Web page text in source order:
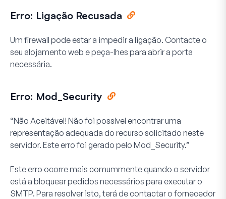
Erro: Ligação Recusada
Um firewall pode estar a impedir a ligação. Contacte o
seu alojamento web e peça-lhes para abrir a porta
necessária.
Erro: Mod_Security
“Não Aceitável! Não foi possível encontrar uma
representação adequada do recurso solicitado neste
servidor. Este erro foi gerado pelo Mod_Security.”
Este erro ocorre mais comummente quando o servidor
está a bloquear pedidos necessários para executar o
SMTP. Para resolver isto, terá de contactar o fornecedor